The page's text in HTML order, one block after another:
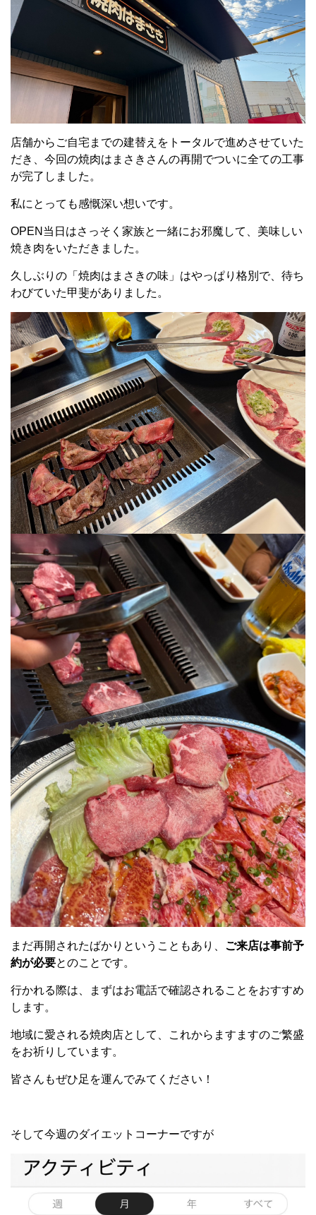
店舗からご自宅までの建替えをトータルで進めさせていた
だき、今回の焼肉はまさきさんの再開でついに全ての工事
が完了しました。
私にとっても感慨深い想いです。
OPEN当日はさっそく家族と一緒にお邪魔して、美味しい
焼き肉をいただきました。
久しぶりの「焼肉はまさきの味」はやっぱり格別で、待ち
わびていた甲斐がありました。
まだ再開されたばかりということもあり、 ご来店は事前予
約が必要とのことです。
行かれる際は、まずはお電話で確認されることをおすすめ
します。
地域に愛される焼肉店として、これからますますのご繁盛
をお祈りしています。
皆さんもぜひ足を運んでみてください！
そして今週のダイエットコーナーですが